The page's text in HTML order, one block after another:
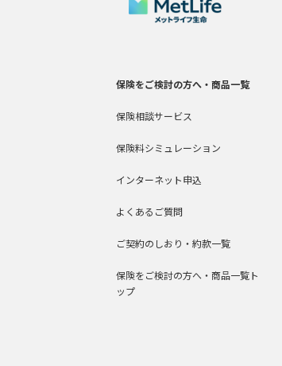
保険をご検討の方へ・商品一覧
保険相談サービス
保険料シミュレーション
インターネット申込
よくあるご質問
ご契約のしおり・約款一覧
保険をご検討の方へ・商品一覧ト
ップ